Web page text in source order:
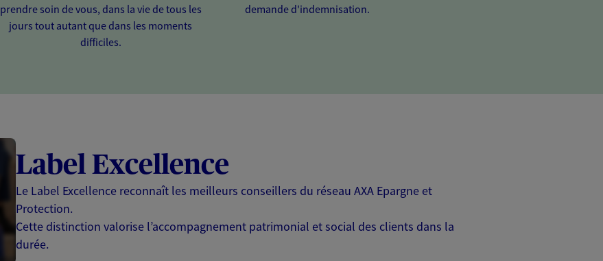
prendre soin de vous, dans la vie de tous les
jours tout autant que dans les moments
difficiles.
demande d'indemnisation.
Label Excellence
Le Label Excellence reconnaît les meilleurs conseillers du réseau AXA Epargne et
Protection.
Cette distinction valorise l’accompagnement patrimonial et social des clients dans la
durée.